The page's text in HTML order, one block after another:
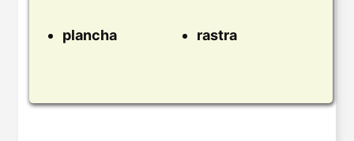
plancha rastra